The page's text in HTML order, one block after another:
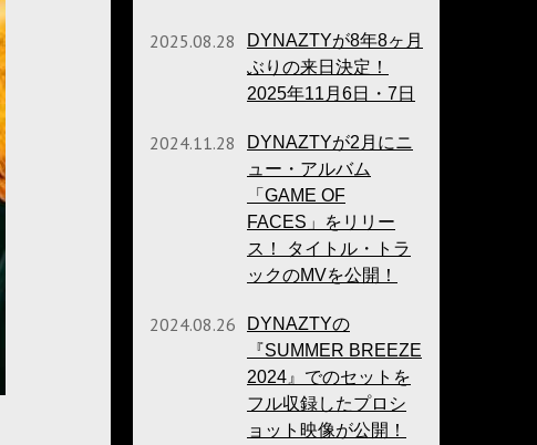
2025.08.28
DYNAZTYが8年8ヶ月
ぶりの来日決定！
2025年11月6日・7日
2024.11.28
DYNAZTYが2月にニ
ュー・アルバム
「GAME OF
FACES」をリリー
ス！ タイトル・トラ
ックのMVを公開！
2024.08.26
DYNAZTYの
『SUMMER BREEZE
2024』でのセットを
フル収録したプロシ
ョット映像が公開！